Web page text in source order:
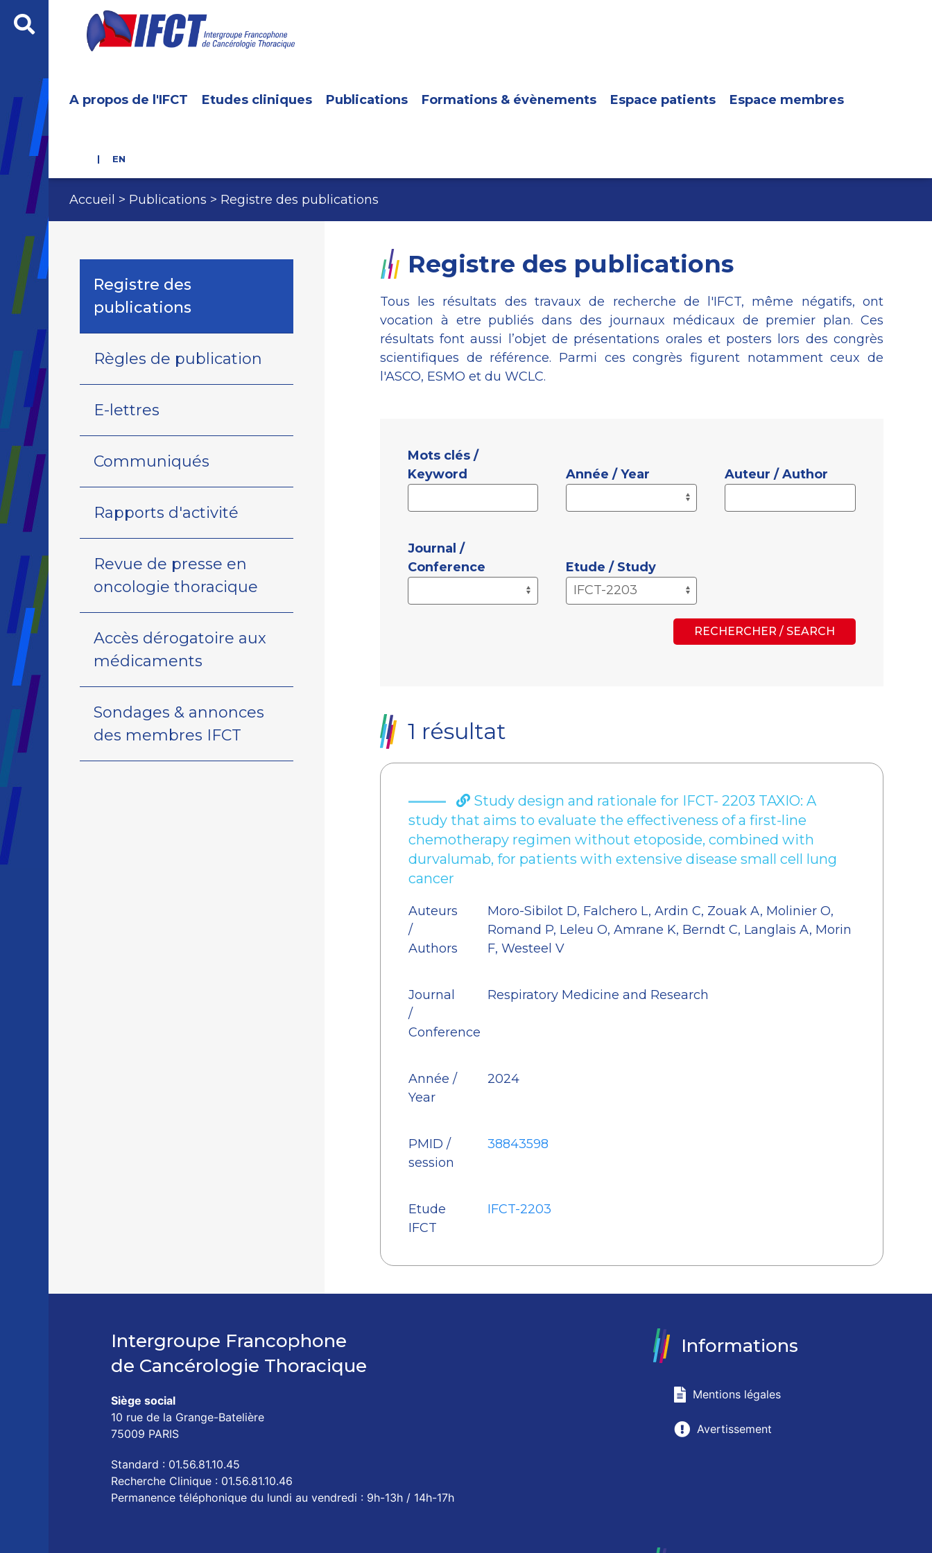
A propos de l'IFCT Etudes cliniques Publications Formations & évènements Espace patients Espace membres
EN
Accueil Publications Registre des publications
Registre des
publications
Règles de publication
E-lettres
Communiqués
Rapports d'activité
Revue de presse en
oncologie thoracique
Accès dérogatoire aux
médicaments
Sondages & annonces
des membres IFCT
Registre des publications
Tous les résultats des travaux de recherche de l'IFCT, même négatifs, ont
vocation à etre publiés dans des journaux médicaux de premier plan. Ces
résultats font aussi l’objet de présentations orales et posters lors des congrès
scientifiques de référence. Parmi ces congrès figurent notamment ceux de
l'ASCO, ESMO et du WCLC.
Mots clés /
Keyword
Année / Year Auteur / Author
Journal /
Conference
Etude / Study
RECHERCHER / SEARCH
1 résultat
Study design and rationale for IFCT- 2203 TAXIO: A
study that aims to evaluate the effectiveness of a first-line
chemotherapy regimen without etoposide, combined with
durvalumab, for patients with extensive disease small cell lung
cancer
Auteurs
/
Authors
Moro-Sibilot D, Falchero L, Ardin C, Zouak A, Molinier O,
Romand P, Leleu O, Amrane K, Berndt C, Langlais A, Morin
F, Westeel V
Journal
/
Conference
Respiratory Medicine and Research
Année /
Year
2024
PMID /
session
38843598
Etude
IFCT
IFCT-2203
Intergroupe Francophone
de Cancérologie Thoracique
Siège social
10 rue de la Grange-Batelière
75009 PARIS
Standard : 01.56.81.10.45
Recherche Clinique : 01.56.81.10.46
Permanence téléphonique du lundi au vendredi : 9h-13h / 14h-17h
Informations
Mentions légales
Avertissement